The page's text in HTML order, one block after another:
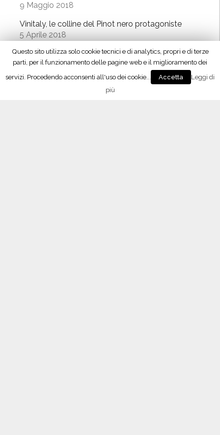
9 Maggio 2018
Vinitaly, le colline del Pinot nero protagoniste
5 Aprile 2018
Evento Ais al Westin Palace, le colline del Pinot
nero protagoniste a Milano
18 Marzo 2018
ProWein, il Consorzio alla Fiera internazionale di
Questo sito utilizza solo cookie tecnici e di analytics, propri e di terze
parti, per il funzionamento delle pagine web e il miglioramento dei
servizi. Procedendo acconsenti all'uso dei cookie...
Accetta
Leggi di
più